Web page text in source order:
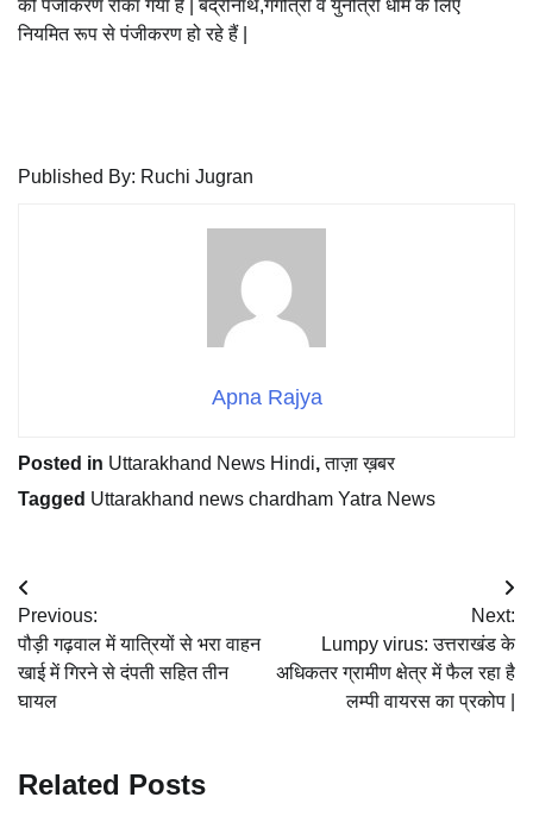
को पंजीकरण रोका गया है | बद्रीनाथ,गंगोत्री व युनोत्री धाम के लिए
नियमित रूप से पंजीकरण हो रहे हैं |
Published By: Ruchi Jugran
Apna Rajya
Posted in Uttarakhand News Hindi,ताज़ा ख़बर
Tagged Uttarakhand news chardham Yatra News
Post
navigation
Previous:
पौड़ी गढ़वाल में यात्रियों से भरा वाहन
खाई में गिरने से दंपती सहित तीन
घायल
Next:
Lumpy virus: उत्तराखंड के
अधिकतर ग्रामीण क्षेत्र में फैल रहा है
लम्पी वायरस का प्रकोप |
Related Posts